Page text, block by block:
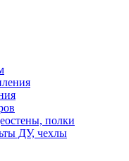
полки
ДУ, чехлы